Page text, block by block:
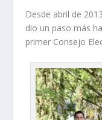
Desde abril de
dio un paso más
primer Consejo